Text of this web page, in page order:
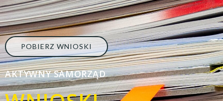
POBIERZ WNIOSKI
AKTYWNY SAMORZĄD